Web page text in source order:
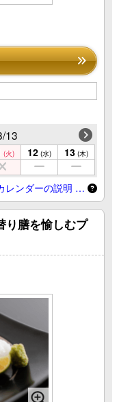
13
(火) 12 (水) 13 (木)
レンダーの説明 …
り膳を愉しむプ